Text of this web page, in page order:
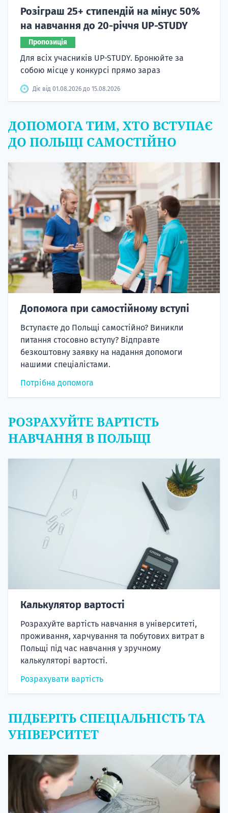
Розіграш 25+ стипендій на мінус 50%
на навчання до 20-річчя UP-STUDY
Пропозиція
Для всіх учасників UP-STUDY. Бронюйте за
собою місце у конкурсі прямо зараз
Діє від 01.08.2026 до 15.08.2026
ДОПОМОГА ТИМ, ХТО ВСТУПАЄ
ДО ПОЛЬЩІ САМОСТІЙНО
Допомога при самостійному вступі
Вступаєте до Польщі самостійно? Виникли
питання стосовно вступу? Відправте
безкоштовну заявку на надання допомоги
нашими спеціалістами.
Потрібна допомога
РОЗРАХУЙТЕ ВАРТІСТЬ
НАВЧАННЯ В ПОЛЬЩІ
Калькулятор вартості
Розрахуйте вартість навчання в університеті,
проживання, харчування та побутових витрат в
Польщі під час навчання у зручному
калькуляторі вартості.
Розрахувати вартість
ПІДБЕРІТЬ СПЕЦІАЛЬНІСТЬ ТА
УНІВЕРСИТЕТ